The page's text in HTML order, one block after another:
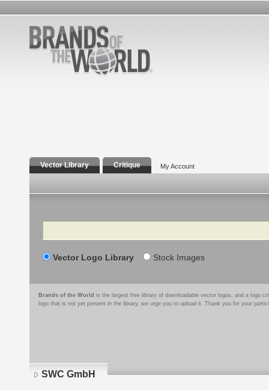
Vector Library Critique My Account
Search
Vector Logo Library Stock Images
Brands of the World is the largest free library of downloadable vector logos, and a logo
logo that is not yet present in the library, we urge you to upload it. Thank you for your
SWC GmbH